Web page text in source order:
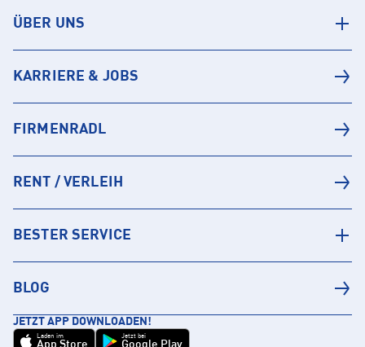
ÜBER UNS
KARRIERE & JOBS
FIRMENRADL
RENT / VERLEIH
BESTER SERVICE
BLOG
JETZT APP DOWNLOADEN!
Laden im
App Store
Jetzt bei
Google Play